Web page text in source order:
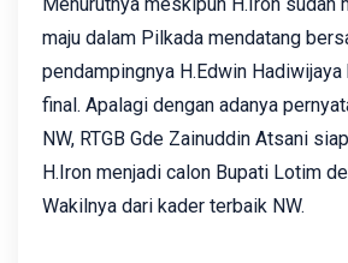
maju dalam Pilkada mendatang
pendampingnya H.Edwin
final. Apalagi dengan adanya
NW, RTGB Gde Zainuddin Atsani
H.Iron menjadi calon Bupati Lotim
Wakilnya dari kader terbaik NW.